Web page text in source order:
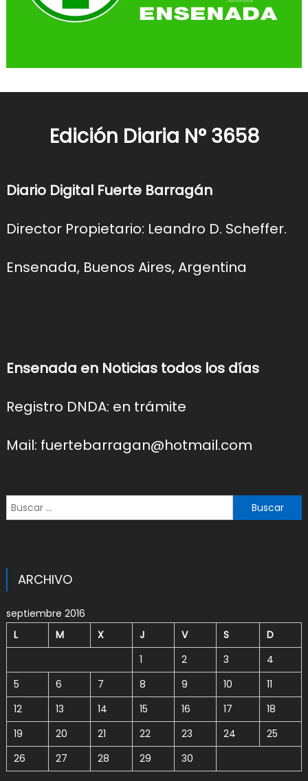
Edición Diaria N° 3658
Diario Digital Fuerte Barragán
Director Propietario: Leandro D. Scheffer.
Ensenada, Buenos Aires, Argentina
Ensenada en Noticias todos los días
Registro DNDA: en trámite
Mail: fuertebarragan@hotmail.com
Buscar:
ARCHIVO
septiembre 2016
L
M X J V S
D
1
2 3
4
5
6 7 8 9 10
11
12
13 14 15 16 17
18
19
20 21 22 23 24
25
26
27 28 29 30